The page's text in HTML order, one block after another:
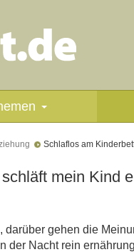
Schlaflos am
mein Kind
gehen die
der Nacht rein